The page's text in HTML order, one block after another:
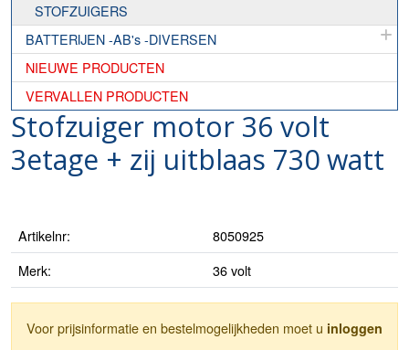
STOFZUIGERS
BATTERIJEN -AB's -DIVERSEN
NIEUWE PRODUCTEN
VERVALLEN PRODUCTEN
Stofzuiger motor 36 volt
3etage + zij uitblaas 730 watt
Artikelnr:
8050925
Merk:
36 volt
Voor prijsinformatie en bestelmogelijkheden moet u inloggen